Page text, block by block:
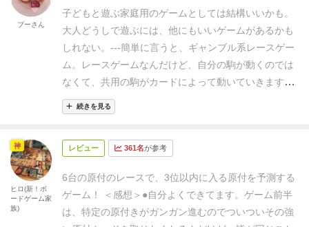
デッキの構成を変更していく。レースゲームと見せか
けて、緩い速度で進む共通デッキ破壊ゲームだった。
【感想とか】
ルール読みしながらゲームを開始したと
きは「これはゲームなのか？展に出せそう。どうした
フリーゼ」と全員が頭に？マークを浮かべながら進め
ていました。
ら、と。2ラウンド目、3ラウンド目と進めて、「あ、
このゲーム1位取りそうって何も考えずにドラフトし
てたらアカン」と気づき始め、ゲームが終わるころに
は「さすがフリーゼ」と手のひらをクルックルとひっ
くり返してました。 全員が推すとデッキからその色の
が決まりますその時点でレースは終了し、手持ちの車
券を公開 順位によって各プレイヤーは得点を集計しま
す 1位の車券枚数×4点2位の枚数×3点3位の枚数×2点…
合計最多勝ち【同点判定】 同点の人の車券を確認し 4
位以下の得点を↓の方法で加点します4位の枚数×4点
位の枚数×3点
ゴールラインの手前のマスに1マス1コマで適当に全コ
合は内側に置く・移動数は、2列あるレーンで1マスと
数える・移動数が越えているなら 埋まっているレーン
を通り越せます・移動先のレーンが2列共コマで埋ま
っている場合空いている手前のマスに置く(最初は
番下に戻す。 ・親が左隣へ。 を繰り返して、1着が出
るまで繰り返します。1着決定後は、カード公開のみ
で3着まで決めます。3位決定時、それぞれの手札を公
開し、
・1位の色のカード1枚につき4点 ・2位の色のカ
ード1枚につき3点・3位の色のカード1枚につき2点
して得点計算し、合計点が一番多い人が勝利です。(カ
た。3着以内の色のカードを持っていないとそもそも
得点にならないため、序盤はなるべく分散させて獲得
します。しかし、数字の大きいカードを取ってしまう
と、山札に戻すカードは小さい数字のみとなり、終盤
でその色のコマは全然進まなくなります。なので、中
子どもと遊ぶ家庭用のゲームとしては結構いいかも。
大人どうしで遊ぶには、他にもいいゲームがあるかも
しれない。 ---簡単に言うと、ギャンブル系レースゲー
ム。
レースゲームなんだけど、自分の駒が動くのでは
なくて、共用の駒がカードによって動いていきます。
プレイヤーは、どの駒が上位に入るのかを見極めて、
勝ちそうな駒に賭けていきます、なゲーム。なんだけ
ーフあたりを徹底的にシンプルにした上で、オリジナ
ルはとても簡単なので、低学年とかでも十分楽しめ
る。ただ、ここに加えたオリジナリティが厄介で、初
回プレイでと経験者では圧倒的な差が出てくる。そう
続きを見る
プーさん
レビュー 361名が参考
6台の原付のレースで、3位以内に入る原付を予測する
ゲーム！
＜感想＞ ●自分よくできてます。 ゲーム前半
は、特定の原付きがガンガン進むのでついついその強
神
ヒロ(新！ボ
ードゲーム家
族)